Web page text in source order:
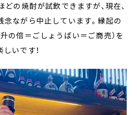
の焼酎が試飲できますが、現在、
念ながら中止しています。縁起の
の倍＝ごしょうばい＝ご商売）を
いです！